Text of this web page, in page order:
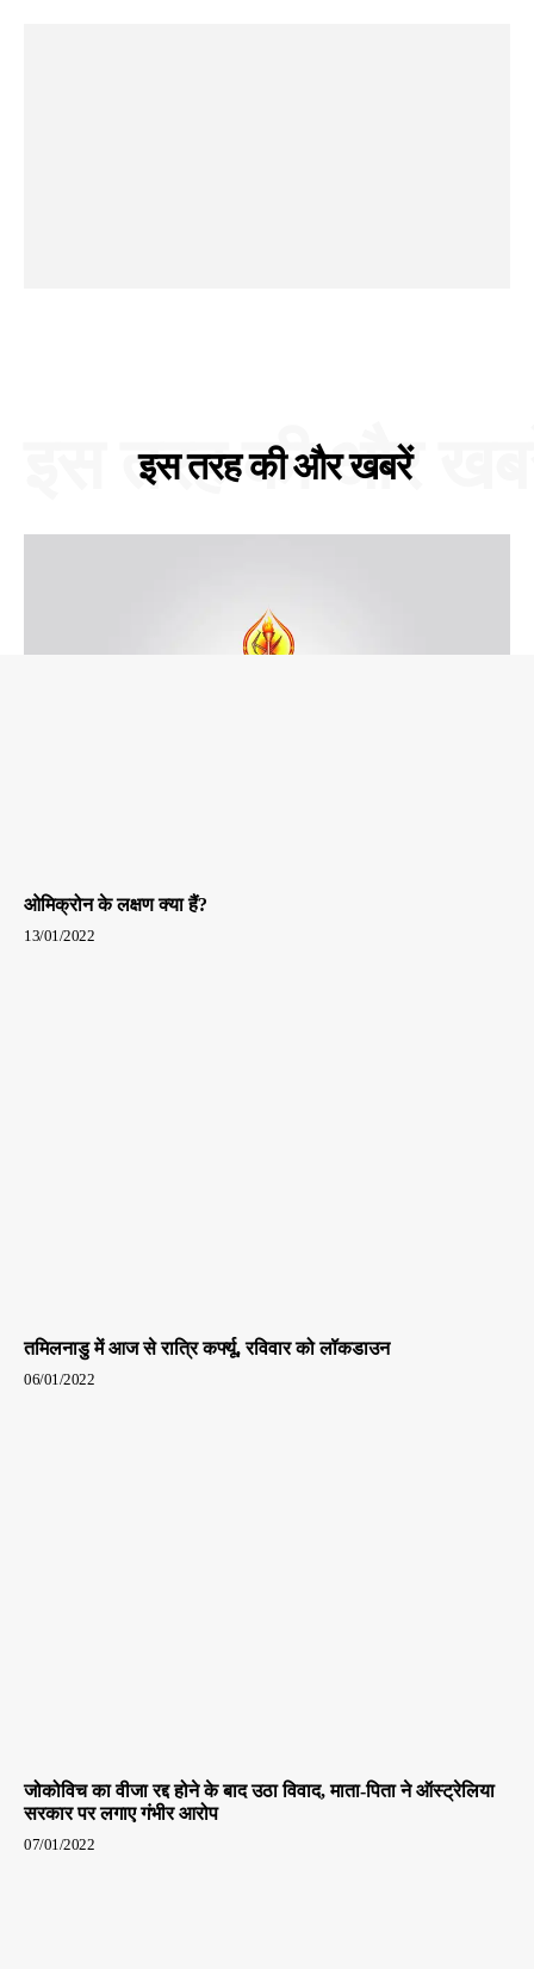
इस तरह की और खबरें
इस तरह की और
ओमिक्रोन के लक्षण क्या हैं?
13/01/2022
तमिलनाडु में आज से रात्रि कर्फ्यू, रविवार को लॉकडाउन
06/01/2022
जोकोविच का वीजा रद्द होने के बाद उठा विवाद, माता-पिता ने ऑस्ट्रेलिया
सरकार पर लगाए गंभीर आरोप
07/01/2022